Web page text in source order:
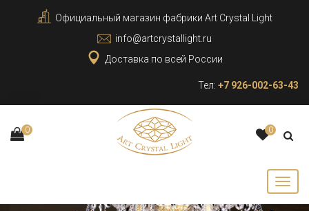
Официальный магазин фабрики Art Crystal Light
info@artcrystallight.ru
Доставка по всей России
Тел: +7 926-002-63-43
0 0